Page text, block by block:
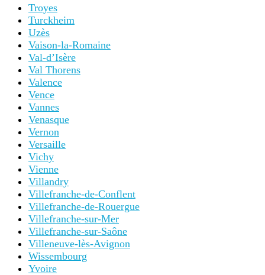
Troyes
Turckheim
Uzès
Vaison-la-Romaine
Val-d’Isère
Val Thorens
Valence
Vence
Vannes
Venasque
Vernon
Versaille
Vichy
Vienne
Villandry
Villefranche-de-Conflent
Villefranche-de-Rouergue
Villefranche-sur-Mer
Villefranche-sur-Saône
Villeneuve-lès-Avignon
Wissembourg
Yvoire